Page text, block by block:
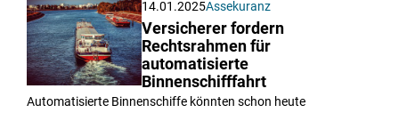
14.01.2025Assekuranz
Versicherer fordern
Rechtsrahmen für
automatisierte
Binnenschifffahrt
Automatisierte Binnenschiffe könnten schon heute